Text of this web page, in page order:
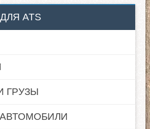
ATS
ГРУЗЫ